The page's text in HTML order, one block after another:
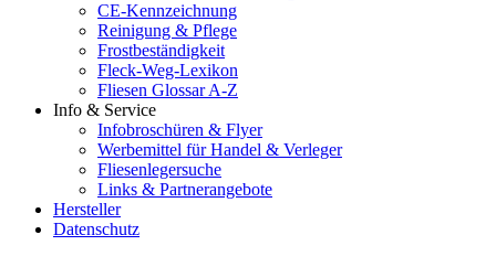
CE-Kennzeichnung
Reinigung & Pflege
Frostbeständigkeit
Fleck-Weg-Lexikon
Fliesen Glossar A-Z
Info & Service
Infobroschüren & Flyer
Werbemittel für Handel & Verleger
Fliesenlegersuche
Links & Partnerangebote
Hersteller
Datenschutz